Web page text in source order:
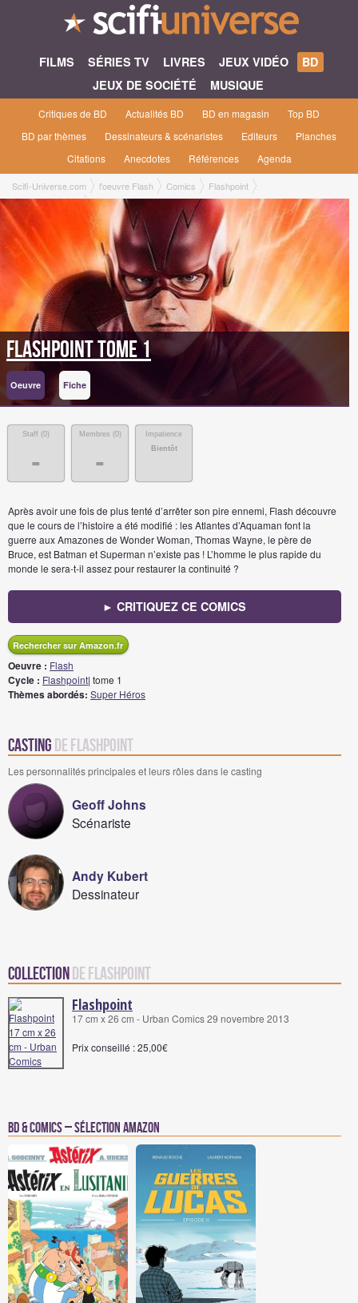
FILMS SÉRIES TV LIVRES JEUX VIDÉO
BD
JEUX DE SOCIÉTÉ
MUSIQUE
Critiques de BD Actualités BD BD en magasin
Top BD
BD par thèmes
Dessinateurs & scénaristes Editeurs
Planches
Citations
Anecdotes Références Agenda
Scifi-Universe.com l'oeuvre Flash Comics
Flashpoint
Flashpoint tome 1
Flashpoint tome 1
Oeuvre Fiche
Staff (0)
-
Membres (0)
-
Impatience
Bientôt
Après avoir une fois de plus tenté d’arrêter son pire ennemi, Flash découvre
que le cours de l’histoire a été modifié : les Atlantes d’Aquaman font la
guerre aux Amazones de Wonder Woman, Thomas Wayne, le père de
Bruce, est Batman et Superman n’existe pas ! L’homme le plus rapide du
monde le sera-t-il assez pour restaurer la continuité ?
► CRITIQUEZ CE COMICS
Rechercher sur Amazon.fr
Oeuvre : Flash
Cycle : Flashpoint| tome 1
Thèmes abordés: Super Héros
Casting de Flashpoint
Les personnalités principales et leurs rôles dans le casting
Geoff Johns
Scénariste
Andy Kubert
Dessinateur
Collectionde Flashpoint
Flashpoint
17 cm x 26 cm - Urban Comics 29 novembre 2013
Prix conseillé : 25,00€
BD & Comics – Sélection Amazon